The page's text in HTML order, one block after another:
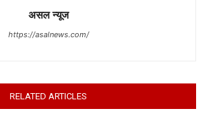
असल न्यूज
https://asalnews.com/
RELATED ARTICLES